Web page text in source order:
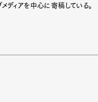
ディアを中心に寄稿している。